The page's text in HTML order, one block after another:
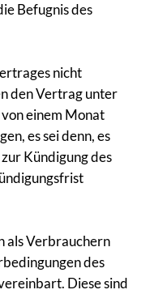
Befugnis des
nicht
den Vertrag unter
einem Monat
es sei denn, es
Kündigung des
als Verbrauchern
des
Diese sind